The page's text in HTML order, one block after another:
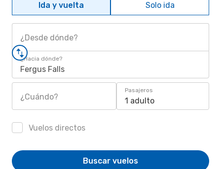
Ida y vuelta Solo ida
¿Desde dónde?
¿Hacia dónde?
Fergus Falls
¿Cuándo?
Pasajeros
1 adulto
Vuelos directos
Buscar vuelos